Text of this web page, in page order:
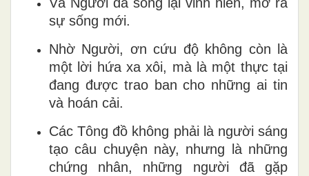
sự sống mới.
Nhờ Người, ơn cứu độ không còn là
một lời hứa xa xôi, mà là một thực tại
đang được trao ban cho những ai tin
và hoán cải.
Các Tông đồ không phải là người sáng
tạo câu chuyện này, nhưng là những
chứng nhân, những người đã gặp